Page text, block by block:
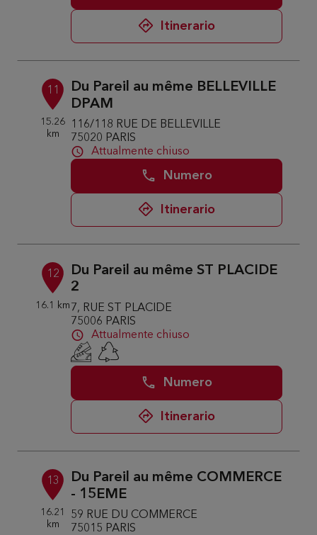
Itinerario
11
15.26
km
Du Pareil au même BELLEVILLE
DPAM
116/118 RUE DE BELLEVILLE
75020 PARIS
Attualmente chiuso
Numero
Itinerario
12
16.1 km
Du Pareil au même ST PLACIDE
2
7, RUE ST PLACIDE
75006 PARIS
Attualmente chiuso
Numero
Itinerario
13
16.21
km
Du Pareil au même COMMERCE
- 15EME
59 RUE DU COMMERCE
75015 PARIS